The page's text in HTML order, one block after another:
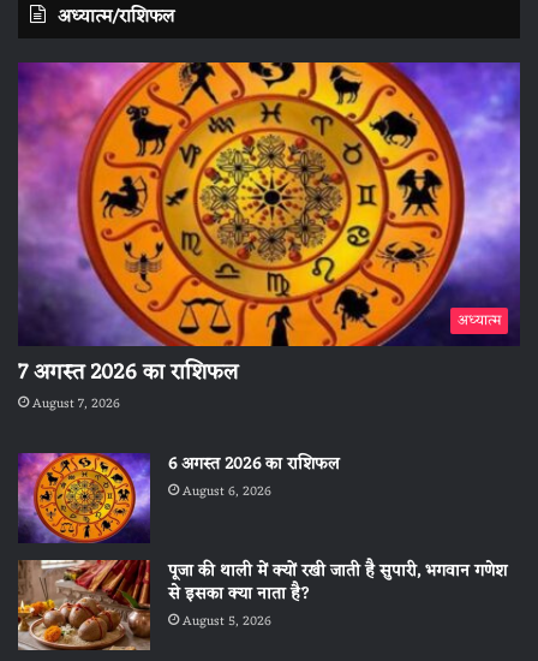
अध्यात्म/राशिफल
अध्यात्म
7 अगस्त 2026 का राशिफल
August 7, 2026
6 अगस्त 2026 का राशिफल
August 6, 2026
पूजा की थाली में क्यों रखी जाती है सुपारी, भगवान गणेश
से इसका क्या नाता है?
August 5, 2026